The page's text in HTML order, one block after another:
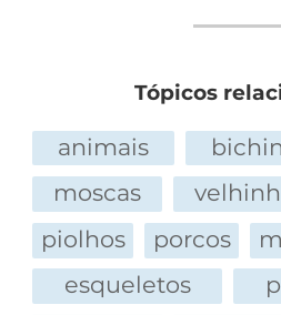
Tópicos
animais
moscas
piolhos
porcos
esqueletos